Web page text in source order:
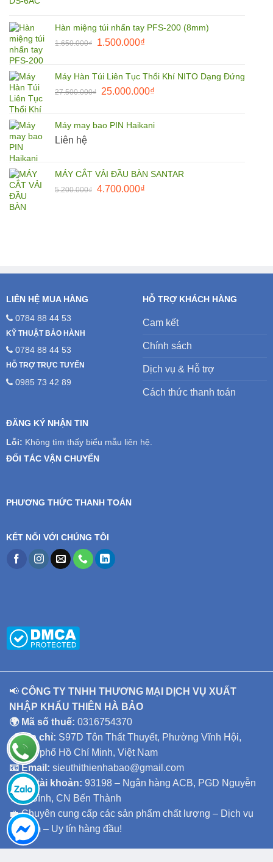
95.000.000₫.là:
Hàn miệng túi nhấn tay PFS-200 (8mm)
1.650.000₫
Giá
1.650.000₫.
1.500.000₫Giá
là:
1.500.000₫.
Máy Hàn Túi Liên Tục Thổi Khí NITO Dạng Đứng
27.500.000₫
Giá
27.500.000₫.
25.000.000₫Giá
là:
Máy may bao PIN Haikani
Liên hệ
MÁY CẮT VẢI ĐẦU BÀN SANTAR
5.200.000₫ Giá
4.700.000₫Giá
LIÊN HỆ MUA HÀNG
0784 88 44 53
KỸ THUẬT BẢO HÀNH
0784 88 44 53
HỖ TRỢ TRỰC TUYẾN
0985 73 42 89
HỖ TRỢ KHÁCH HÀNG
Cam kết
Chính sách
Dịch vụ & Hỗ trợ
Cách thức thanh toán
ĐĂNG KÝ NHẬN TIN
Lỗi: Không tìm thấy biểu mẫu liên hệ.
ĐỐI TÁC VẬN CHUYỂN
PHƯƠNG THỨC THANH TOÁN
KẾT NỐI VỚI CHÚNG TÔI
📢 CÔNG TY TNHH THƯƠNG MẠI DỊCH VỤ XUẤT
NHẬP KHẨU THIÊN HÀ BẢO
🌍 Mã số thuế: 0316754370
📍 Địa chỉ: S97D Tôn Thất Thuyết, Phường Vĩnh Hội,
Thành phố Hồ Chí Minh, Việt Nam
📧 Email: sieuthithienhabao@gmail.com
🏦
Số tài khoản: 93198 – Ngân hàng ACB, PGD Nguyễn
Thái Bình, CN Bến Thành
💼 Chuyên cung cấp các sản phẩm chất lượng – Dịch vụ
tận tâm – Uy tín hàng đầu!